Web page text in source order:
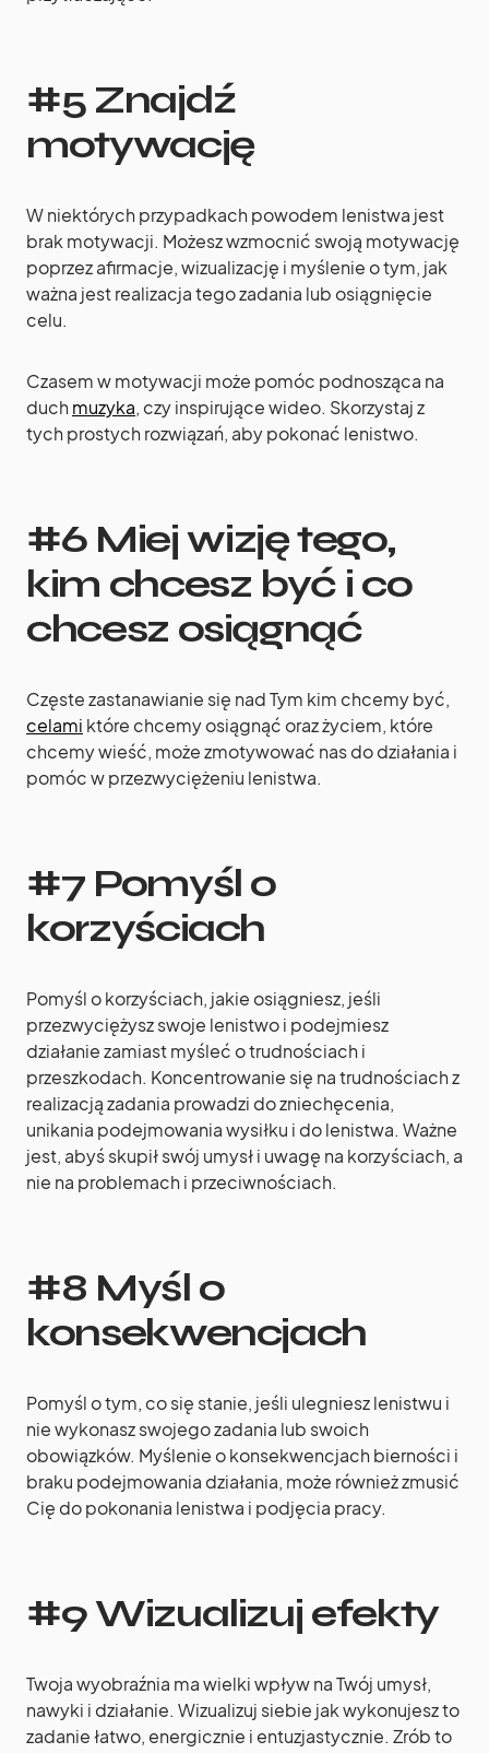
#5 Znajdź
motywację
W niektórych przypadkach powodem lenistwa jest
brak motywacji. Możesz wzmocnić swoją motywację
poprzez afirmacje, wizualizację i myślenie o tym, jak
ważna jest realizacja tego zadania lub osiągnięcie
celu.
Czasem w motywacji może pomóc podnosząca na
duch muzyka, czy inspirujące wideo. Skorzystaj z
tych prostych rozwiązań, aby pokonać lenistwo.
#6 Miej wizję tego,
kim chcesz być i co
chcesz osiągnąć
Częste zastanawianie się nad Tym kim chcemy być,
celami które chcemy osiągnąć oraz życiem, które
chcemy wieść, może zmotywować nas do działania i
pomóc w przezwyciężeniu lenistwa.
#7 Pomyśl o
korzyściach
Pomyśl o korzyściach, jakie osiągniesz, jeśli
przezwyciężysz swoje lenistwo i podejmiesz
działanie zamiast myśleć o trudnościach i
przeszkodach. Koncentrowanie się na trudnościach z
realizacją zadania prowadzi do zniechęcenia,
unikania podejmowania wysiłku i do lenistwa. Ważne
jest, abyś skupił swój umysł i uwagę na korzyściach, a
nie na problemach i przeciwnościach.
#8 Myśl o
konsekwencjach
Pomyśl o tym, co się stanie, jeśli ulegniesz lenistwu i
nie wykonasz swojego zadania lub swoich
obowiązków. Myślenie o konsekwencjach bierności i
braku podejmowania działania, może również zmusić
Cię do pokonania lenistwa i podjęcia pracy.
#9 Wizualizuj efekty
Twoja wyobraźnia ma wielki wpływ na Twój umysł,
nawyki i działanie. Wizualizuj siebie jak wykonujesz to
zadanie łatwo, energicznie i entuzjastycznie. Zrób to